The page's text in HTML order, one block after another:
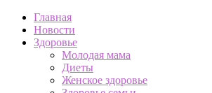
Главная
Новости
Здоровье
Молодая мама
Диеты
Женское здоровье